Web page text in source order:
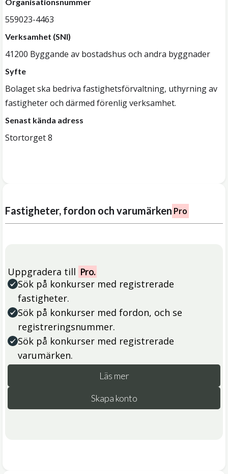
559023-4463
Verksamhet (SNI)
41200 Byggande av bostadshus och andra byggnader
Syfte
Bolaget ska bedriva fastighetsförvaltning, uthyrning av
fastigheter och därmed förenlig verksamhet.
Senast kända adress
Stortorget 8
Fastigheter, fordon och varumärken Pro
Uppgradera till Pro.
Sök på konkurser med registrerade
fastigheter.
Sök på konkurser med fordon, och se
registreringsnummer.
Sök på konkurser med registrerade
varumärken.
Läs mer
Skapa konto